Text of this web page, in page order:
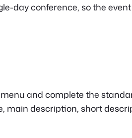
day conference, so the
and complete the
main description, short